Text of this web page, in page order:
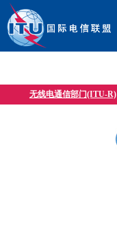
无线电通信部门(ITU-R)